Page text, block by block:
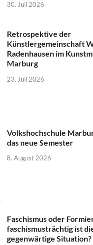
30. Juli 2026
Retrospektive der
Künstlergemeinschaft
Radenhausen im
Marburg
23. Juli 2026
Volkshochschule
das neue Semester
8. August 2026
Faschismus oder
faschismusträchtig ist
gegenwärtige Situation?